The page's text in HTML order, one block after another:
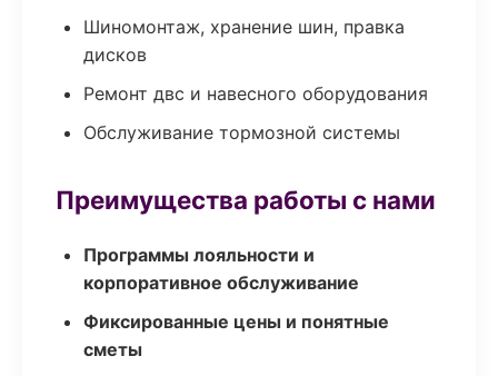
Шиномонтаж, хранение шин, правка
дисков
Ремонт двс и навесного оборудования
Обслуживание тормозной системы
Преимущества работы с нами
Программы лояльности и
корпоративное обслуживание
Фиксированные цены и понятные
сметы